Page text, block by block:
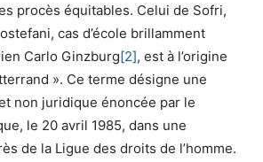
procès équitables. Celui de Sofri,
cas d’école brillamment
Carlo Ginzburg[2], est à l’origine
». Ce terme désigne une
non juridique énoncée par le
le 20 avril 1985, dans une
de la Ligue des droits de l’homme.